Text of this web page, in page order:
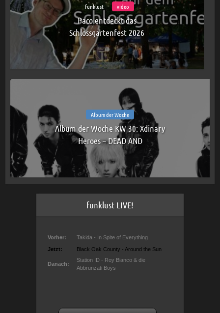
funklust video
Paco entdeckt das
Schlossgartenfest 2026
Album der Woche
Album der Woche KW 30: Xdinary
Heroes – DEAD AND
funklust LIVE!